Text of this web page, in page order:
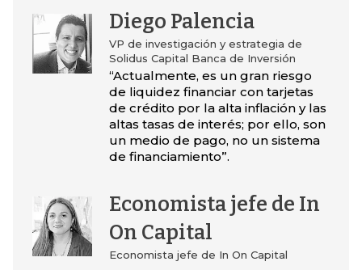
Diego Palencia
VP de investigación y estrategia de
Solidus Capital Banca de Inversión
“Actualmente, es un gran riesgo
de liquidez financiar con tarjetas
de crédito por la alta inflación y las
altas tasas de interés; por ello, son
un medio de pago, no un sistema
de financiamiento”.
Economista jefe de In
On Capital
Economista jefe de In On Capital